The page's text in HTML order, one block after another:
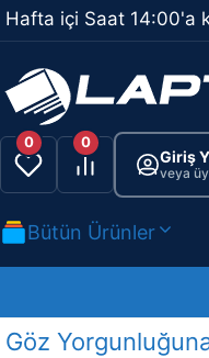
İçeriğe
atla
Hafta içi Saat 14:00'a
0 0
Giriş
veya
Bütün Ürünler
Göz